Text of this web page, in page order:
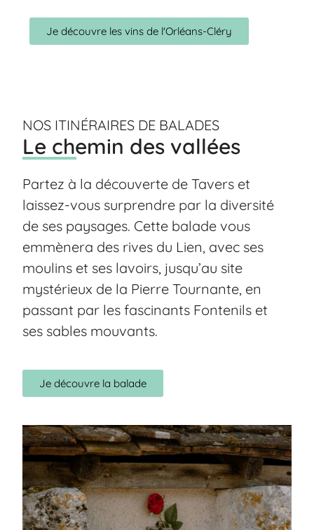
Je découvre les vins de l'Orléans-Cléry
NOS ITINÉRAIRES DE BALADES
Le chemin des vallées
Partez à la découverte de Tavers et
laissez-vous surprendre par la diversité
de ses paysages. Cette balade vous
emmènera des rives du Lien, avec ses
moulins et ses lavoirs, jusqu’au site
mystérieux de la Pierre Tournante, en
passant par les fascinants Fontenils et
ses sables mouvants.
Je découvre la balade